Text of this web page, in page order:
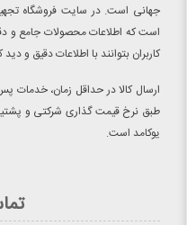
جهانی است. در سایت فروشگاه
است که اطلاعات محصولات جامع و
کاربران بتوانند با اطلاعات دقیق و
ارسال کالا در حداقل زمان، خدمات
یوکامد است.